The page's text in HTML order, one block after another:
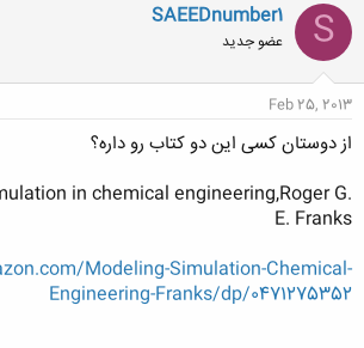
S
SAEEDnumber1
عضو جدید
Feb 25, 2013
از دوستان کسی این دو کتاب رو داره؟
in chemical engineering,Roger G.
E. Franks
Modeling-Simulation-Chemical-
Engineering-Franks/dp/0471275352